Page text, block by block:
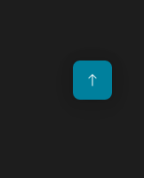
Voltar para o